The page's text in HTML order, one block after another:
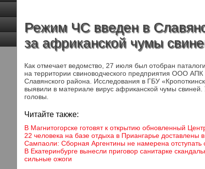
Режим ЧС введен в
за африканской чумы
Как отмечает ведомство, 27 июля был отобран
на территории свиноводческого предприятия ООО АПК
Славянского района. Исследования в ГБУ
выявили в материале вирус африканской чумы
головы.
Читайте также:
В Магнитогорске готовят к открытию обновленный
22 человека на базе отдыха в Приангарье доставлены
Сампаоли: Сборная Аргентины не намерена отступать
В Екатеринбурге вынесли приговор санитарке
сильные ожоги